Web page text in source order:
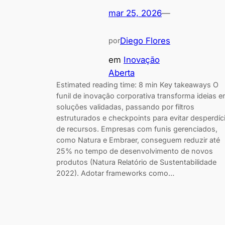
mar 25, 2026—
porDiego Flores
em Inovação
Aberta
Estimated reading time: 8 min Key takeaways O
funil de inovação corporativa transforma ideias
soluções validadas, passando por filtros
estruturados e checkpoints para evitar
de recursos. Empresas com funis gerenciados,
como Natura e Embraer, conseguem reduzir até
25% no tempo de desenvolvimento de novos
produtos (Natura Relatório de Sustentabilidade
2022). Adotar frameworks como…